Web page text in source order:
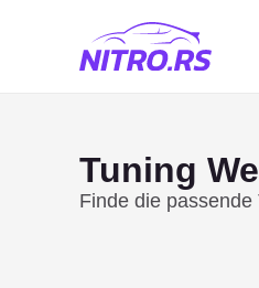
Tuning
Finde die